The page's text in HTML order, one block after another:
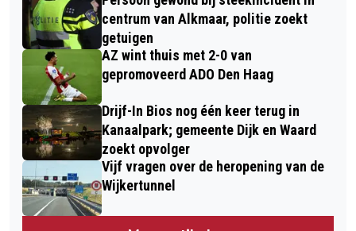
TERUGKEER OP PODIUM NA HALF
JAAR AFWEZIGHEID
INVULLEN SCAN ALKMAARSE
SPORTVERENIGINGEN
centrum van Alkmaar, politie zoekt
getuigen
AZ wint thuis met 2-0 van
gepromoveerd ADO Den Haag
Drijf-In Bios nog één keer terug in
Kanaalpark; gemeente Dijk en Waard
zoekt opvolger
Vijf vragen over de heropening van de
Wijkertunnel